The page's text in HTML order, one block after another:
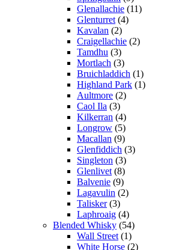
Glenallachie (11)
Glenturret (4)
Kavalan (2)
Craigellachie (2)
Tamdhu (3)
Mortlach (3)
Bruichladdich (1)
Highland Park (1)
Aultmore (2)
Caol Ila (3)
Kilkerran (4)
Longrow (5)
Macallan (9)
Glenfiddich (3)
Singleton (3)
Glenlivet (8)
Balvenie (9)
Lagavulin (2)
Talisker (3)
Laphroaig (4)
Blended Whisky (54)
Wall Street (1)
White Horse (2)